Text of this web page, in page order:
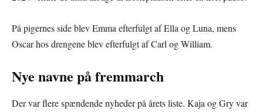
På pigernes side blev Emma efterfulgt af Ella og Luna, mens
Oscar hos drengene blev efterfulgt af Carl og William.
Nye navne på fremmarch
Der var flere spændende nyheder på årets liste. Kaja og Gry var